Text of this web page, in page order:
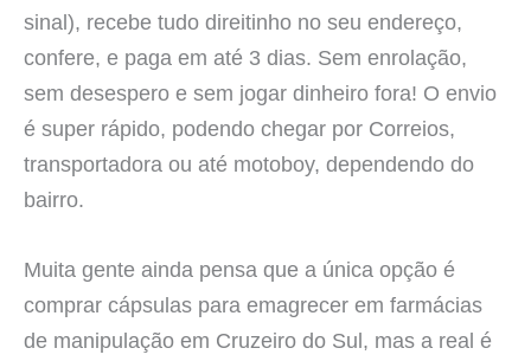
sinal), recebe tudo direitinho no seu endereço,
confere, e paga em até 3 dias. Sem enrolação,
sem desespero e sem jogar dinheiro fora! O envio
é super rápido, podendo chegar por Correios,
transportadora ou até motoboy, dependendo do
bairro.
Muita gente ainda pensa que a única opção é
comprar cápsulas para emagrecer em farmácias
de manipulação em Cruzeiro do Sul, mas a real é